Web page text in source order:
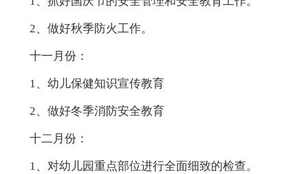
2、做好秋季防火工作。
十一月份：
1、幼儿保健知识宣传教育
2、做好冬季消防安全教育
十二月份：
1、对幼儿园重点部位进行全面细致的检查。